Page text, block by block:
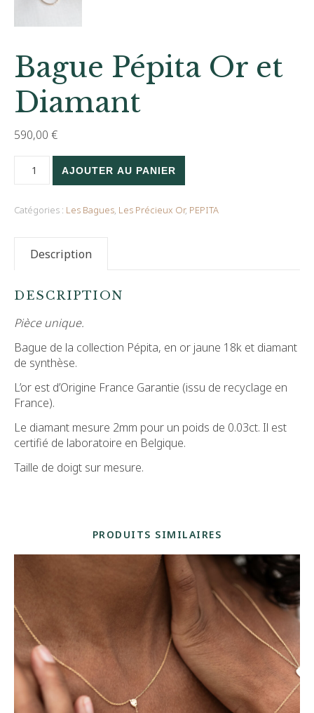
Bague Pépita Or et
Diamant
590,00 €
quantité de Bague Pépita Or et Diamant
AJOUTER AU PANIER
Catégories : Les Bagues Les Précieux Or, PEPITA
Description
DESCRIPTION
Pièce unique.
Bague de la collection Pépita, en or jaune 18k et diamant
de synthèse.
L’or est d’Origine France Garantie (issu de recyclage en
France).
Le diamant mesure 2mm pour un poids de 0.03ct. Il est
certifié de laboratoire en Belgique.
Taille de doigt sur mesure.
PRODUITS SIMILAIRES